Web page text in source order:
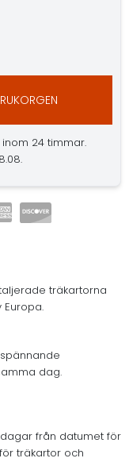
24 timmar.
träkartorna
dag.
från datumet för
träkartor och